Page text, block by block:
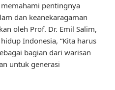
pentingnya
dan keanekaragaman
oleh Prof. Dr. Emil Salim,
Indonesia, “Kita harus
bagian dari warisan
untuk generasi